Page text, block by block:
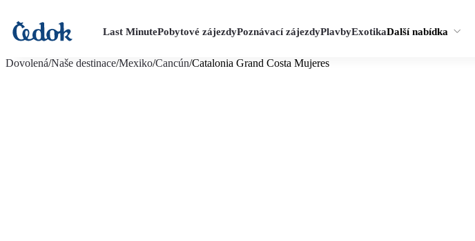
Last MinutePobytové zájezdyPoznávací zájezdyPlavbyExotikaDalší nabídka
Dovolená/Naše destinace/Mexiko/Cancún/Catalonia Grand Costa Mujeres